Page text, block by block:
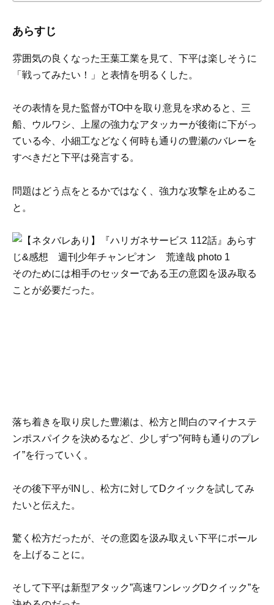
あらすじ
雰囲気の良くなった王葉工業を見て、下平は楽しそうに
「戦ってみたい！」と表情を明るくした。
その表情を見た監督がTO中を取り意見を求めると、三
船、ウルワシ、上屋の強力なアタッカーが後衛に下がっ
ている今、小細工などなく何時も通りの豊瀬のバレーを
すべきだと下平は発言する。
問題はどう点をとるかではなく、強力な攻撃を止めるこ
と。
そのためには相手のセッターである王の意図を汲み取る
ことが必要だった。
落ち着きを取り戻した豊瀬は、松方と間白のマイナステ
ンポスパイクを決めるなど、少しずつ”何時も通りのプレ
イ”を行っていく。
その後下平がINし、松方に対してDクイックを試してみ
たいと伝えた。
驚く松方だったが、その意図を汲み取えい下平にボール
を上げることに。
そして下平は新型アタック”高速ワンレッグDクイック”を